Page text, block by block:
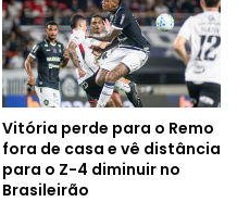
Vitória perde para o Remo
fora de casa e vê distância
para o Z-4 diminuir no
Brasileirão